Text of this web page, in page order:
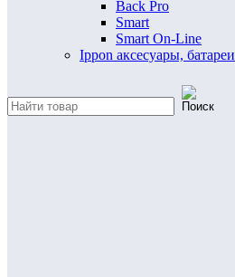
Back Pro
Smart
Smart On-Line
Ippon аксесуары, батареи